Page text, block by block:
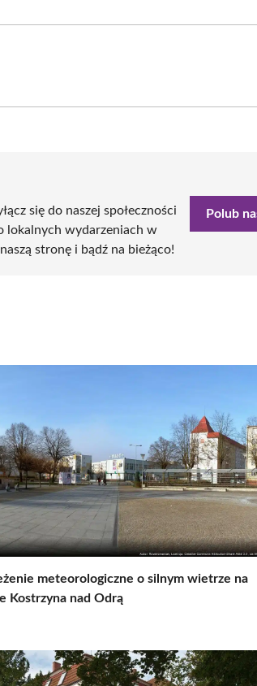
się do naszej społeczności
lokalnych wydarzeniach w
stronę i bądź na bieżąco!
Polub
meteorologiczne o silnym wietrze na
Kostrzyna nad Odrą